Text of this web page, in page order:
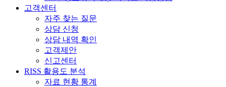
고객센터
자주 찾는 질문
상담 신청
상담 내역 확인
고객제안
신고센터
RISS 활용도 분석
자료 현황 통계